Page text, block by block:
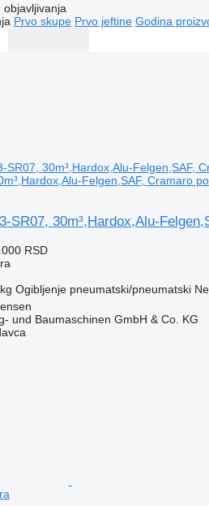
objavljivanja
Prvo skupe Prvo jeftine Godina
Felgen,SAF, Cramaro
SR07, 30m³,Hardox,Alu-
RSD
Ogibljenje pneumatski/pneumatski
und Baumaschinen GmbH & Co. KG